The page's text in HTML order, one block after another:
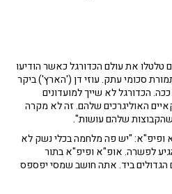
טלטלו את עולם הכדורגל כאשר הודיעו
סכומי עתק. עוזי דן ('הארץ') ביקר
הכדורגל לא שייך למועדונים
האוליגרכים שלהם. זה לא מקרה
שהקבוצות שלהם עושות".
ופיפ"א: "יש פה מלחמה בכלי נשק לא
לפשרה. אופ"א ופיפ"א בתור
הגדולים ביד. אתה חושב שמסי יפספס